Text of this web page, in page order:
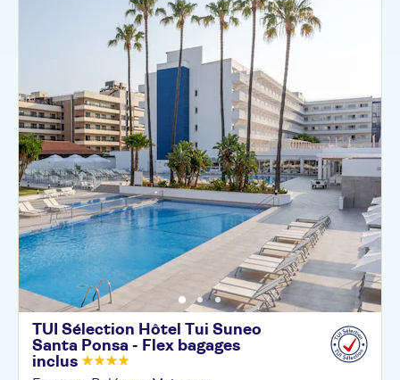
TUI Sélection Hôtel Tui Suneo
Santa Ponsa - Flex bagages
inclus